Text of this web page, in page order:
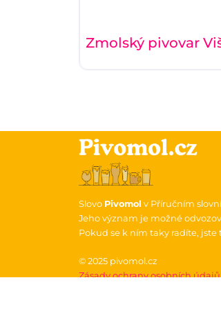
Zmolský pivovar
Slovo Pivomol v Příručním
Jeho význam je možné
Pokud se k ním taky radíte, jste
© 2025 pivomol.cz
Zásady ochrany osobních údajů